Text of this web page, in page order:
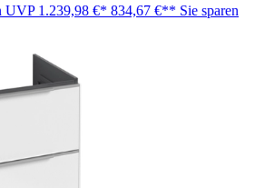
UVP 1.239,98 €* 834,67 €** Sie sparen